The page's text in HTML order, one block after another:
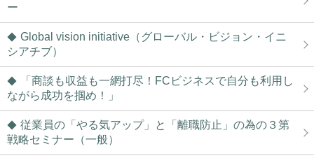
ー
Global vision initiative（グローバル・ビジョン・イニ
シアチブ）
「商談も収益も一網打尽！FCビジネスで自分も利用し
ながら成功を掴め！」
従業員の「やる気アップ」と「離職防止」の為の３第
戦略セミナー（一般）